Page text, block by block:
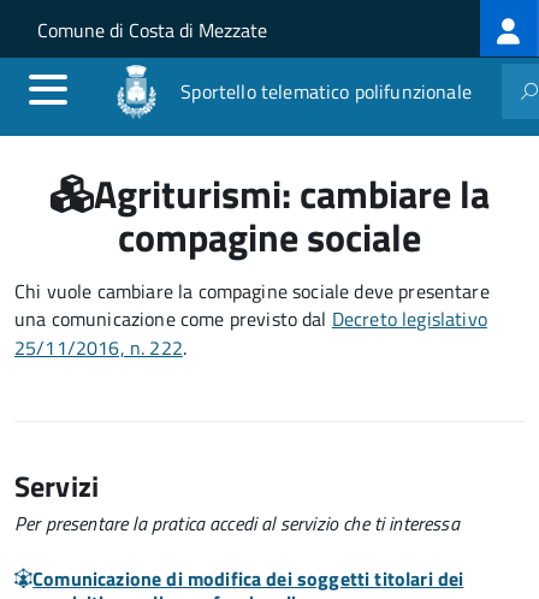
Salta al contenuto principale
Skip to site navigation
Comune di Costa di Mezzate
Sportello telematico polifunzionale
Agriturismi: cambiare la
compagine sociale
Chi vuole cambiare la compagine sociale deve presentare
una comunicazionecome previsto dal Decreto legislativo
25/11/2016, n. 222.
Servizi
Per presentare la pratica accedi al servizio che ti interessa
Comunicazione di modifica dei soggetti titolari dei